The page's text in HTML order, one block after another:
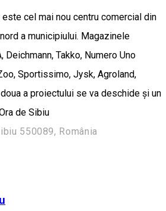
este cel mai nou centru comercial din
a municipiului. Magazinele
Takko, Numero Uno
Sportissimo, Jysk, Agroland,
a proiectului se va deschide și un
de Sibiu
550089, România